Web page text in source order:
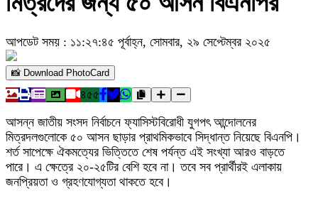
আপডেট সময় : ১১:২৭:৪৫ পূর্বাহ্ন, সোমবার, ২৯ সেপ্টেম্বর ২০২৫
📸 Download PhotoCard
৪৫৫
আসন্ন জাতীয় সংসদ নির্বাচনে ফ্যাসিস্টবিরোধী যুগপৎ আন্দোলনের
মিত্রদলগুলোকে ৫০ আসন ছাড়ার প্রাথমিকভাবে সিদ্ধান্ত নিয়েছে বিএনপি।
শর্ত সাপেক্ষে ঐকমত্যের ভিত্তিতে শেষ পর্যন্ত এই সংখ্যা আরও বাড়তে
পারে। এ ক্ষেত্রে ২০-২৫টির বেশি হবে না। তবে সব প্রার্থীরই এলাকায়
জনপ্রিয়তা ও গ্রহণযোগ্যতা থাকতে হবে।